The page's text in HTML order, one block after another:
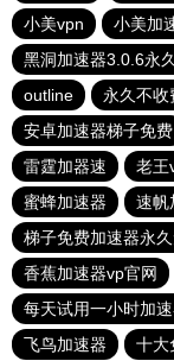
小美vpn
小美加
黑洞加速器3.0.6永
outline
永久不
安卓加速器梯子免费
雷霆加器速
老王
蜜蜂加速器
速帆
梯子免费加速器永
香蕉加速器vp官网
每天试用一小时加
飞鸟加速器
十大